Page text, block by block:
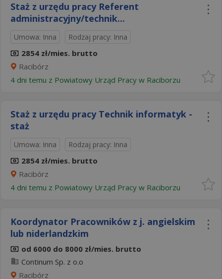
Staż z urzędu pracy Referent
administracyjny/technik...
Umowa: Inna Rodzaj pracy: Inna
2854 zł/mies. brutto
Racibórz
4 dni temu z Powiatowy Urząd Pracy w Raciborzu
Staż z urzędu pracy Technik informatyk -
staż
Umowa: Inna Rodzaj pracy: Inna
2854 zł/mies. brutto
Racibórz
4 dni temu z Powiatowy Urząd Pracy w Raciborzu
Koordynator Pracowników z j. angielskim
lub niderlandzkim
od 6000 do 8000 zł/mies. brutto
Continum Sp. z o.o
Racibórz